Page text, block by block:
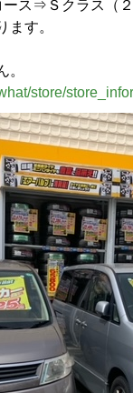
ース⇒Ｓクラス
す。
。
store/